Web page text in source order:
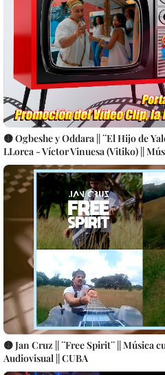
🟡 Ogbeshe y Oddara || ¨El Hijo de
LLorca - Víctor Vinuesa (Vitiko) ||
SON - SALSA - TIMBA || Videoclip ||
🟡 Jan Cruz || ¨Free Spirit¨ || Música
Audiovisual || CUBA